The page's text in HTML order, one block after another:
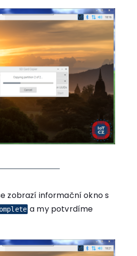
zobrazí informační okno s
a my potvrdíme